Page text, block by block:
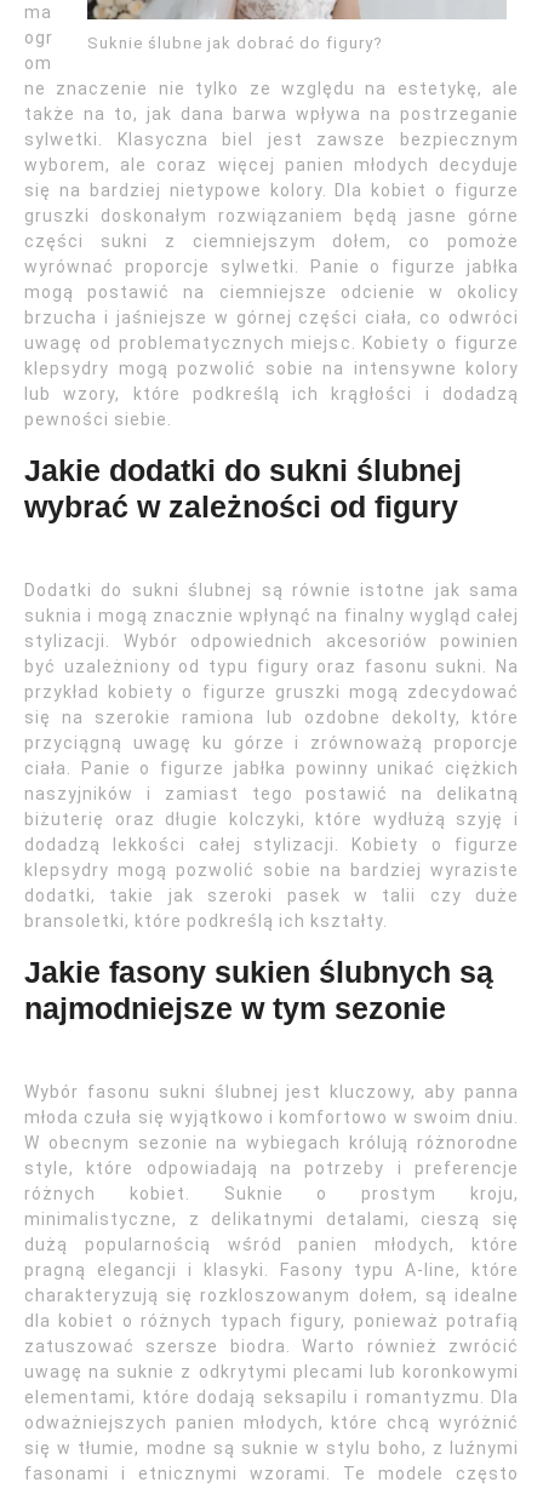
Suknie ślubne jak dobrać do figury?
ma
ogr
om
ne znaczenie nie tylko ze względu na estetykę, ale
także na to, jak dana barwa wpływa na postrzeganie
sylwetki. Klasyczna biel jest zawsze bezpiecznym
wyborem, ale coraz więcej panien młodych decyduje
się na bardziej nietypowe kolory. Dla kobiet o figurze
gruszki doskonałym rozwiązaniem będą jasne górne
części sukni z ciemniejszym dołem, co pomoże
wyrównać proporcje sylwetki. Panie o figurze jabłka
mogą postawić na ciemniejsze odcienie w okolicy
brzucha i jaśniejsze w górnej części ciała, co odwróci
uwagę od problematycznych miejsc. Kobiety o figurze
klepsydry mogą pozwolić sobie na intensywne kolory
lub wzory, które podkreślą ich krągłości i dodadzą
pewności siebie.
Jakie dodatki do sukni ślubnej
wybrać w zależności od figury
Dodatki do sukni ślubnej są równie istotne jak sama
suknia i mogą znacznie wpłynąć na finalny wygląd całej
stylizacji. Wybór odpowiednich akcesoriów powinien
być uzależniony od typu figury oraz fasonu sukni. Na
przykład kobiety o figurze gruszki mogą zdecydować
się na szerokie ramiona lub ozdobne dekolty, które
przyciągną uwagę ku górze i zrównoważą proporcje
ciała. Panie o figurze jabłka powinny unikać ciężkich
naszyjników i zamiast tego postawić na delikatną
biżuterię oraz długie kolczyki, które wydłużą szyję i
dodadzą lekkości całej stylizacji. Kobiety o figurze
klepsydry mogą pozwolić sobie na bardziej wyraziste
dodatki, takie jak szeroki pasek w talii czy duże
bransoletki, które podkreślą ich kształty.
Jakie fasony sukien ślubnych są
najmodniejsze w tym sezonie
Wybór fasonu sukni ślubnej jest kluczowy, aby panna
młoda czuła się wyjątkowo i komfortowo w swoim dniu.
W obecnym sezonie na wybiegach królują różnorodne
style, które odpowiadają na potrzeby i preferencje
różnych kobiet. Suknie o prostym kroju,
minimalistyczne, z delikatnymi detalami, cieszą się
dużą popularnością wśród panien młodych, które
pragną elegancji i klasyki. Fasony typu A-line, które
charakteryzują się rozkloszowanym dołem, są idealne
dla kobiet o różnych typach figury, ponieważ potrafią
zatuszować szersze biodra. Warto również zwrócić
uwagę na suknie z odkrytymi plecami lub koronkowymi
elementami, które dodają seksapilu i romantyzmu. Dla
odważniejszych panien młodych, które chcą wyróżnić
się w tłumie, modne są suknie w stylu boho, z luźnymi
fasonami i etnicznymi wzorami. Te modele często